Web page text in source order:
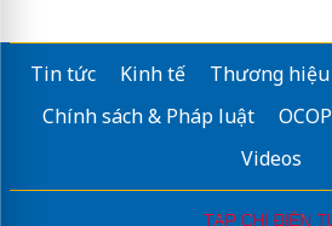
Tin tức Kinh tế Thương hiệu
Chính sách & Pháp luật
OCOP
Videos